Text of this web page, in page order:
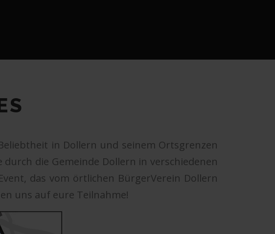
in Dollern und seinem Ortsgrenzen
die Gemeinde Dollern in verschiedenen
das vom örtlichen BürgerVerein Dollern
uns auf eure Teilnahme!